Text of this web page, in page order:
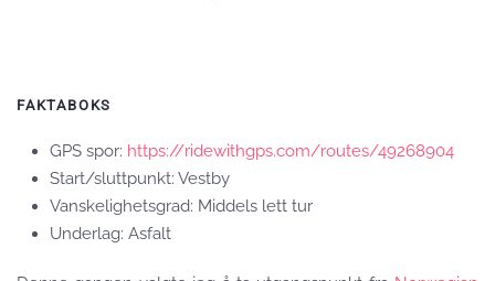
FAKTABOKS
GPS spor: https://ridewithgps.com/routes/49268904
Start/sluttpunkt: Vestby
Vanskelighetsgrad: Middels lett tur
Underlag: Asfalt